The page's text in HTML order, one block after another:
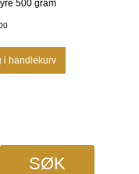
500 gram
i handlekurv
SØK